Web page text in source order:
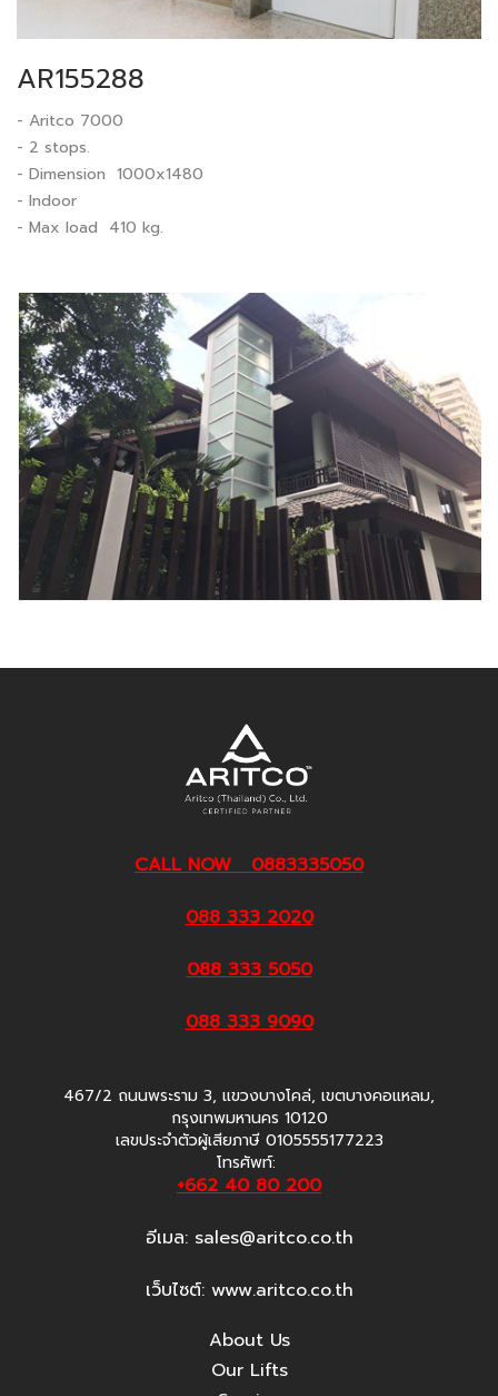
AR155288
- Aritco 7000
- 2 stops.
- Dimension 1000x1480
- Indoor
- Max load 410 kg.
CALL NOW 0883335050
088 333 2020
088 333 5050
088 333 9090
467/2 ถนนพระราม 3, แขวงบางโคล่, เขตบางคอแหลม,
กรุงเทพมหานคร 10120
เลขประจำตัวผู้เสียภาษี 0105555177223
โทรศัพท์:
+662 40 80 200
อีเมล: sales@aritco.co.th
เว็บไซต์: www.aritco.co.th
About Us
Our Lifts